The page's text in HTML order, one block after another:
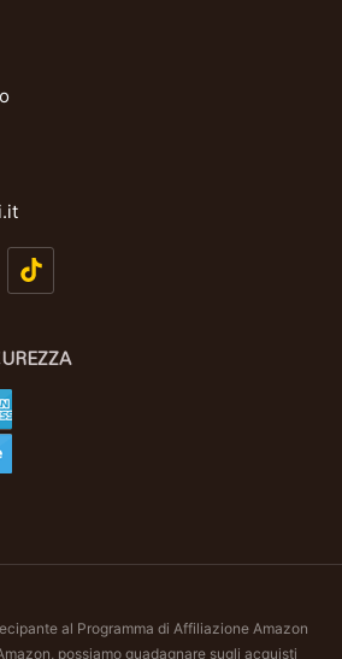
al Programma di Affiliazione Amazon
possiamo guadagnare sugli acquisti